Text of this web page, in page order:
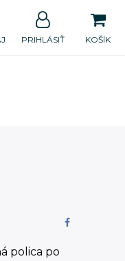
KOŠÍK
PRIHLÁSIŤ
polica po